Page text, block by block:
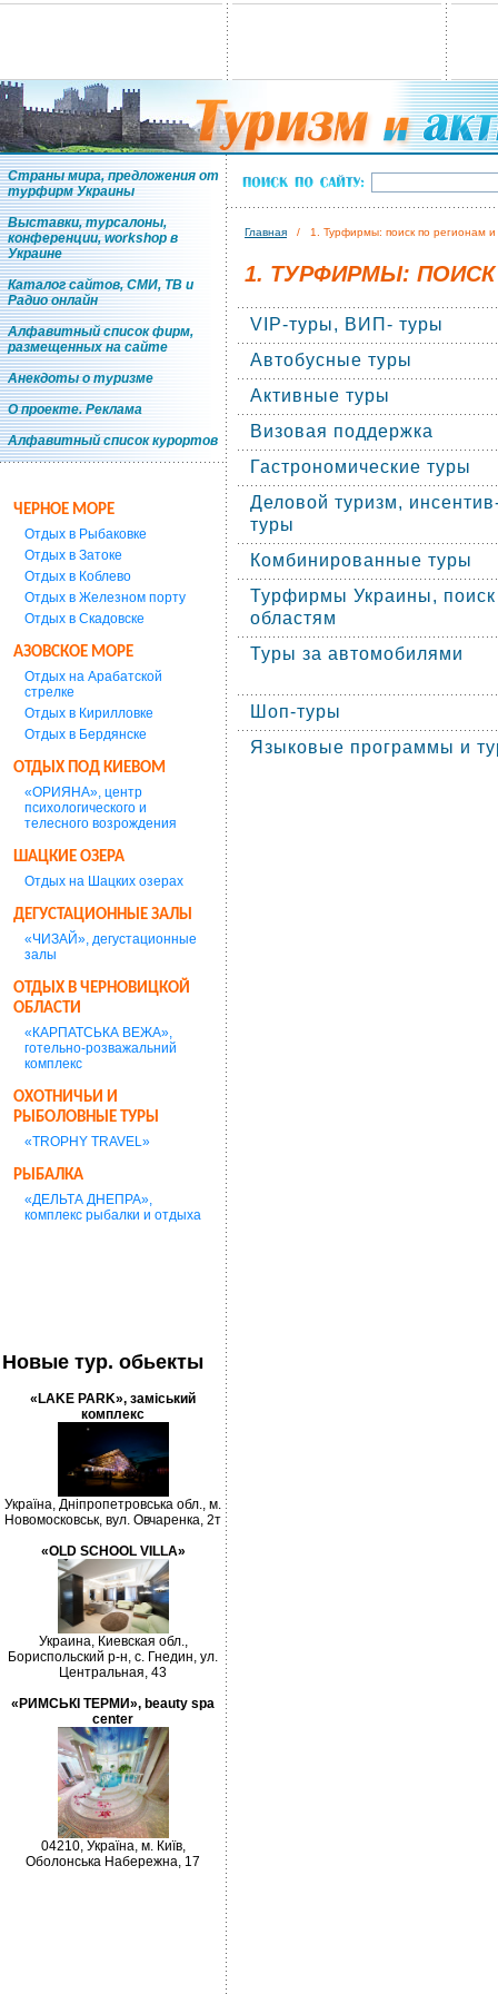
Страны мира, предложения от
турфирм Украины
Выставки, турсалоны,
конференции, workshop в
Украине
Каталог сайтов, СМИ, ТВ и
Радио онлайн
Алфавитный список фирм,
размещенных на сайте
Анекдоты о туризме
О проекте. Реклама
Алфавитный список курортов
ЧЕРНОЕ МОРЕ
Отдых в Рыбаковке
Отдых в Затоке
Отдых в Коблево
Отдых в Железном порту
Отдых в Скадовске
АЗОВСКОЕ МОРЕ
Отдых на Арабатской
стрелке
Отдых в Кирилловке
Отдых в Бердянске
ОТДЫХ ПОД КИЕВОМ
«ОРИЯНА», центр
психологического и
телесного возрождения
ШАЦКИЕ ОЗЕРА
Отдых на Шацких озерах
ДЕГУСТАЦИОННЫЕ ЗАЛЫ
«ЧИЗАЙ», дегустационные
залы
ОТДЫХ В ЧЕРНОВИЦКОЙ
ОБЛАСТИ
«КАРПАТСЬКА ВЕЖА»,
готельно-розважальний
комплекс
ОХОТНИЧЬИ И
РЫБОЛОВНЫЕ ТУРЫ
«TROPHY TRAVEL»
РЫБАЛКА
«ДЕЛЬТА ДНЕПРА»,
комплекс рыбалки и отдыха
Новые тур. обьекты
«LAKE PARK», заміський
комплекс
Україна, Дніпропетровська обл., м.
Новомосковськ, вул. Овчаренка, 2т
«OLD SCHOOL VILLA»
Украина, Киевская обл.,
Бориспольский р-н, с. Гнедин, ул.
Центральная, 43
«РИМСЬКІ ТЕРМИ», beauty spa
center
04210, Україна, м. Київ,
Оболонська Набережна, 17
Главная / 1. Турфирмы: поиск по регионам и
1. ТУРФИРМЫ:
VIP-туры, ВИП- туры
Автобусные туры
Активные туры
Визовая поддержка
Гастрономические туры
Деловой туризм,
туры
Комбинированные туры
Турфирмы Украины,
областям
Туры за автомобилями
Шоп-туры
Языковые программы и